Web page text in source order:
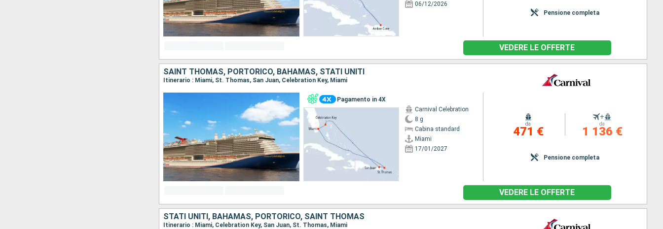
06/12/2026
Pensione completa
VEDERE LE OFFERTE
SAINT THOMAS, PORTORICO, BAHAMAS, STATI UNITI
Itinerario : Miami, St. Thomas, San Juan, Celebration Key, Miami
Pagamento in 4X
Carnival Celebration
8 g
Cabina standard
Miami
17/01/2027
da
471 €
+
da
1 136 €
Pensione completa
VEDERE LE OFFERTE
STATI UNITI, BAHAMAS, PORTORICO, SAINT THOMAS
Itinerario : Miami, Celebration Key, San Juan, St. Thomas, Miami